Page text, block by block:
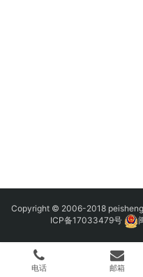
Copyright © 2006-2018
ICP备17033479号
电话 邮箱